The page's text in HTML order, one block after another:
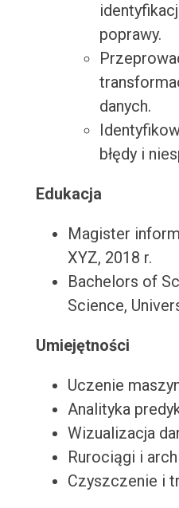
poprawy.
danych.
błędy i
Edukacja
Magister
XYZ, 2018 r.
Bachelors of
Science,
Umiejętności
Uczenie
Analityka
Wizualizacja
Rurociągi i
Czyszczenie i